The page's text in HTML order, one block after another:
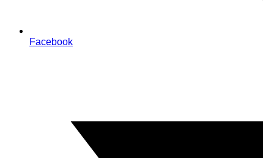
Facebook